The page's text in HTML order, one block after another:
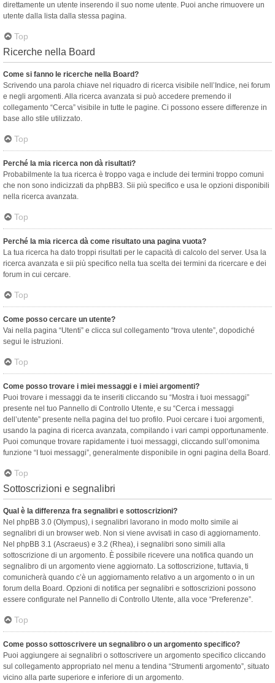
direttamente un utente inserendo il suo nome utente. Puoi anche rimuovere un
utente dalla lista dalla stessa pagina.
Top
Ricerche nella Board
Come si fanno le ricerche nella Board?
Scrivendo una parola chiave nel riquadro di ricerca visibile nell’Indice, nei forum
e negli argomenti. Alla ricerca avanzata si può accedere premendo il
collegamento “Cerca” visibile in tutte le pagine. Ci possono essere differenze in
base allo stile utilizzato.
Top
Perché la mia ricerca non dà risultati?
Probabilmente la tua ricerca è troppo vaga e include dei termini troppo comuni
che non sono indicizzati da phpBB3. Sii più specifico e usa le opzioni disponibili
nella ricerca avanzata.
Top
Perché la mia ricerca dà come risultato una pagina vuota?
La tua ricerca ha dato troppi risultati per le capacità di calcolo del server. Usa la
ricerca avanzata e sii più specifico nella tua scelta dei termini da ricercare e dei
forum in cui cercare.
Top
Come posso cercare un utente?
Vai nella pagina “Utenti” e clicca sul collegamento “trova utente”, dopodiché
segui le istruzioni.
Top
Come posso trovare i miei messaggi e i miei argomenti?
Puoi trovare i messaggi da te inseriti cliccando su “Mostra i tuoi messaggi”
presente nel tuo Pannello di Controllo Utente, e su “Cerca i messaggi
dell’utente” presente nella pagina del tuo profilo. Puoi cercare i tuoi argomenti,
usando la pagina di ricerca avanzata, compilando i vari campi opportunamente.
Puoi comunque trovare rapidamente i tuoi messaggi, cliccando sull’omonima
funzione “I tuoi messaggi”, generalmente disponibile in ogni pagina della Board.
Top
Sottoscrizioni e segnalibri
Qual è la differenza fra segnalibri e sottoscrizioni?
Nel phpBB 3.0 (Olympus), i segnalibri lavorano in modo molto simile ai
segnalibri di un browser web. Non si viene avvisati in caso di aggiornamento.
Nel phpBB 3.1 (Ascraeus) e 3.2 (Rhea), i segnalibri sono simili alla
sottoscrizione di un argomento. È possibile ricevere una notifica quando un
segnalibro di un argomento viene aggiornato. La sottoscrizione, tuttavia, ti
comunicherà quando c’è un aggiornamento relativo a un argomento o in un
forum della Board. Opzioni di notifica per segnalibri e sottoscrizioni possono
essere configurate nel Pannello di Controllo Utente, alla voce “Preferenze”.
Top
Come posso sottoscrivere un segnalibro o un argomento specifico?
Puoi aggiungere ai segnalibri o sottoscrivere un argomento specifico cliccando
sul collegamento appropriato nel menu a tendina “Strumenti argomento”, situato
vicino alla parte superiore e inferiore di un argomento.